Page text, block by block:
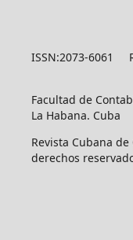
ISSN:2073-6061
Facultad de
La Habana. Cuba
Revista Cubana
derechos